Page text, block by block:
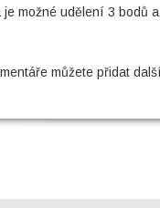
možné udělení 3
můžete přidat